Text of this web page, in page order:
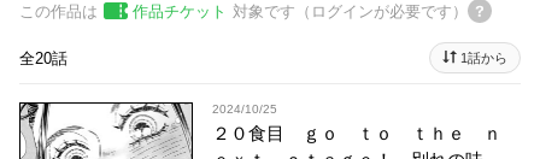
この作品は 作品チケット 対象です（ログインが必要です）
全20話 1話から
2024/10/25
２０食目 ｇｏ ｔｏ ｔｈｅ ｎ